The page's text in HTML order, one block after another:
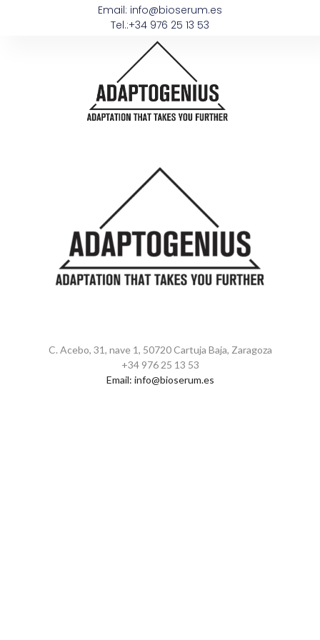
Email: info@bioserum.es
Tel.:+34 976 25 13 53
C. Acebo, 31, nave 1, 50720 Cartuja Baja, Zaragoza
+34 976 25 13 53
Email: info@bioserum.es